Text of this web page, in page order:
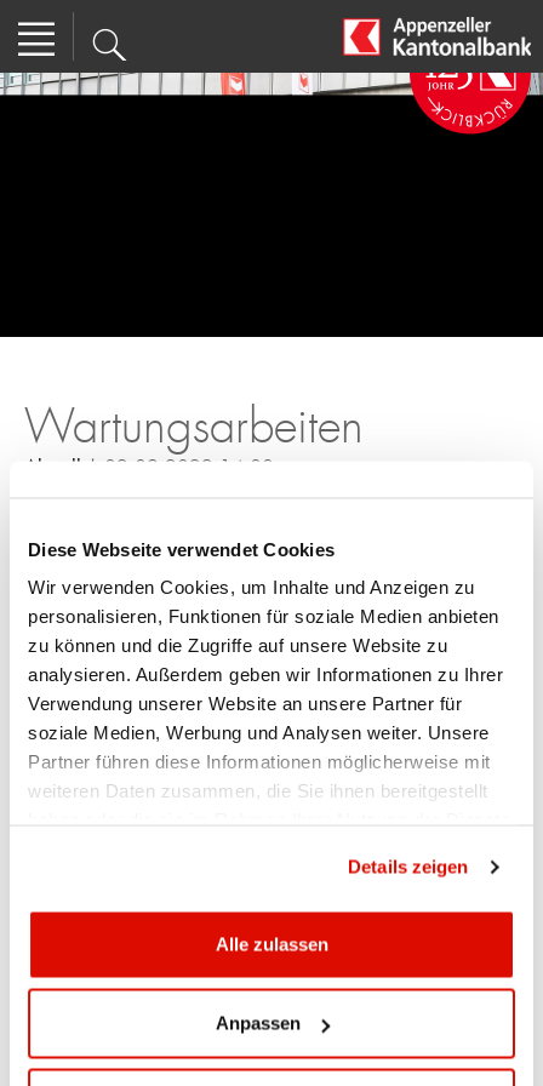
Diese Webseite verwendet Cookies
Wir verwenden Cookies, um Inhalte und Anzeigen zu
personalisieren, Funktionen für soziale Medien anbieten
zu können und die Zugriffe auf unsere Website zu
analysieren. Außerdem geben wir Informationen zu Ihrer
Verwendung unserer Website an unsere Partner für
soziale Medien, Werbung und Analysen weiter. Unsere
Partner führen diese Informationen möglicherweise mit
weiteren Daten zusammen, die Sie ihnen bereitgestellt
Details zeigen
Alle zulassen
Anpassen
Wartungsarbeiten
Aktuell | 02.09.2022 14:00
bis zirka 15:00 Uhr stehen Ihnen das e-Banking,
Verfügung.
Diesen Sonntag, 4. September 2022 werden auf unserem
System Wartungsarbeiten durchgeführt. Diese beginnen früh
morgens um 6.00 Uhr und dauern voraussichtlich bis ca.
15.00 Uhr. In dieser Zeit können folgende Dienste nicht
genutzt werden:
e-Banking
SEITE DRUCKEN